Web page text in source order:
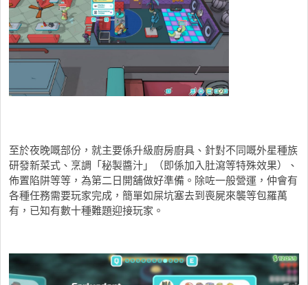
至於夜晚嘅部份，就主要係升級廚房廚具、針對不同嘅外星種族
研發新菜式、烹調「秘製醬汁」（即係加入肚瀉等特殊效果）、
佈置陷阱等等，為第二日開舖做好準備。除咗一般營運，仲會有
各種任務需要玩家完成，簡單如屎坑塞去到喪屍來襲等包羅萬
有，已知有數十種難題迎接玩家。